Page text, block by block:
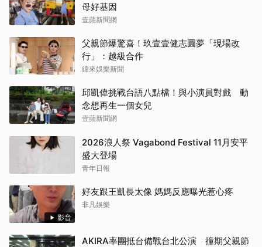
母好基因
壹蘋新聞網
父親節爆驚喜！玖壹壹健志圓夢「現場改
行」：越級合作
緯來娛樂新聞
邱凱偉挑戰台語八點檔！與小演員對戲 動
念想再生一個女兒
壹蘋新聞網
2026浪人祭 Vagabond Festival 11月安平
盛大登場
青年日報
影音
好友跟王凱長太像 媽媽反應曝光惹心疼
非凡娛樂
AKIRA率團抵台備戰台北公演 撞期父親節